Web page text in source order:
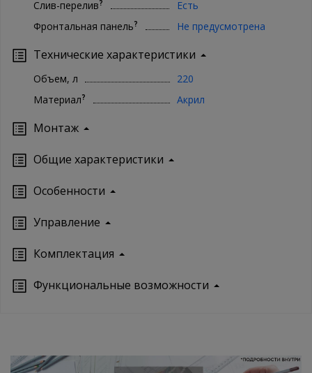
Слив-перелив?
Есть
Фронтальная панель? Не предусмотрена
Технические характеристики
Объем, л
220
Материал? Акрил
Монтаж
Oбщие характеристики
Особенности
Управление
Кoмплектация
Функциональные возможности